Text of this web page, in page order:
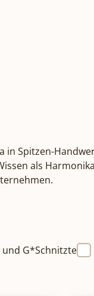
in Spitzen-
als
und G*Schnitzte